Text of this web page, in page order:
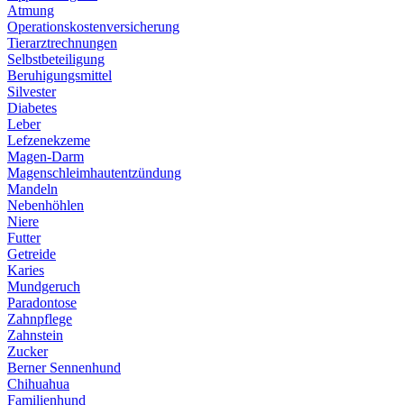
Atmung
Operationskostenversicherung
Tierarztrechnungen
Selbstbeteiligung
Beruhigungsmittel
Silvester
Diabetes
Leber
Lefzenekzeme
Magen-Darm
Magenschleimhautentzündung
Mandeln
Nebenhöhlen
Niere
Futter
Getreide
Karies
Mundgeruch
Paradontose
Zahnpflege
Zahnstein
Zucker
Berner Sennenhund
Chihuahua
Familienhund